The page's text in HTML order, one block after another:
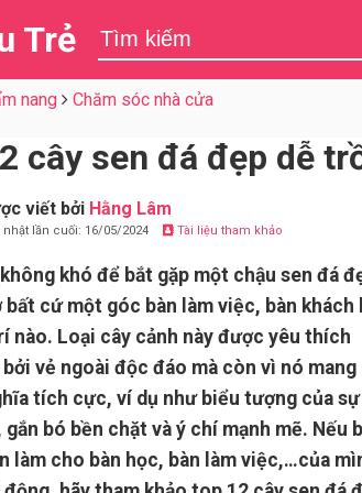
Trẻ
nang Chăm sóc nhà cửa
cây sen đá đẹp dễ
viết bởi Hằng Lâm
nhật lần cuối: 16/05/2024 Tài liệu tham khảo
không khó để bắt gặp một chậu sen đá
bất cứ một góc bàn làm việc, bàn khách
nào. Loại cây cảnh này được yêu thích
vẻ ngoài độc đáo mà còn vì nó mang
tích cực, ví dụ như biểu tượng của sự
gắn bó bền chặt và ý chí mạnh mẽ. Nếu
làm cho bàn học, bàn làm việc,…của